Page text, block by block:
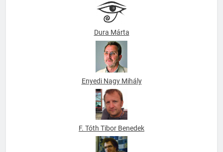
Dura Márta
Enyedi Nagy Mihály
F. Tóth Tibor Benedek